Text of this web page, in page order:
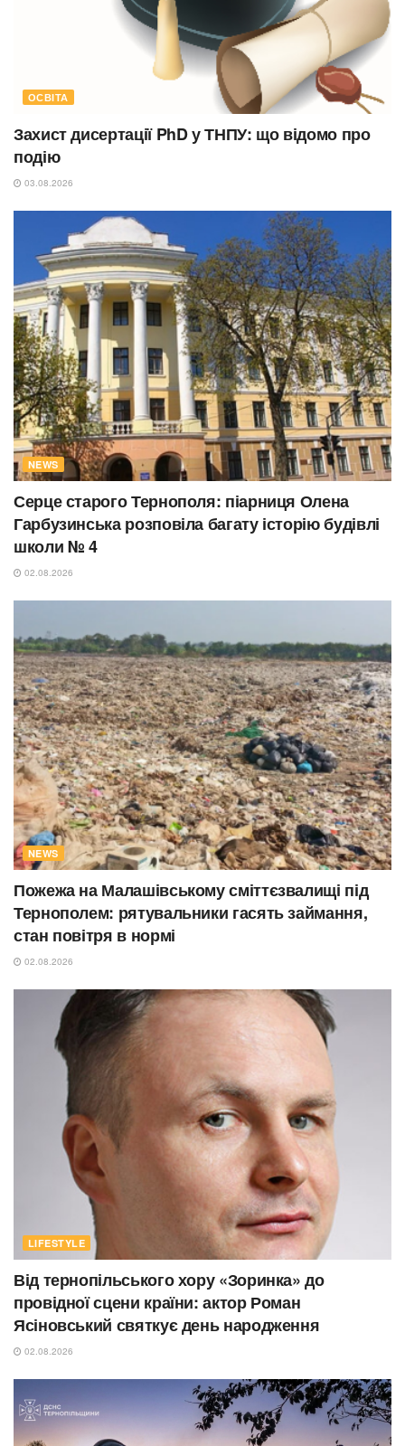
ОСВІТА
Захист дисертації PhD у ТНПУ: що відомо про
подію
03.08.2026
NEWS
Серце старого Тернополя: піарниця Олена
Гарбузинська розповіла багату історію будівлі
школи № 4
02.08.2026
NEWS
Пожежа на Малашівському сміттєзвалищі під
Тернополем: рятувальники гасять займання,
стан повітря в нормі
02.08.2026
LIFESTYLE
Від тернопільського хору «Зоринка» до
провідної сцени країни: актор Роман
Ясіновський святкує день народження
02.08.2026